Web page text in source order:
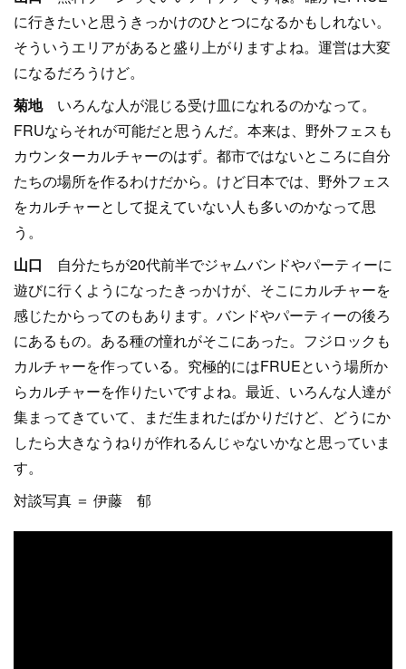
に行きたいと思うきっかけのひとつになるかもしれない。
そういうエリアがあると盛り上がりますよね。運営は大変
になるだろうけど。
菊地いろんな人が混じる受け皿になれるのかなって。
FRUならそれが可能だと思うんだ。本来は、野外フェスも
カウンターカルチャーのはず。都市ではないところに自分
たちの場所を作るわけだから。けど日本では、野外フェス
をカルチャーとして捉えていない人も多いのかなって思
う。
山口 自分たちが20代前半でジャムバンドやパーティーに
遊びに行くようになったきっかけが、そこにカルチャーを
感じたからってのもあります。バンドやパーティーの後ろ
にあるもの。ある種の憧れがそこにあった。フジロックも
カルチャーを作っている。究極的にはFRUEという場所か
らカルチャーを作りたいですよね。最近、いろんな人達が
集まってきていて、まだ生まれたばかりだけど、どうにか
したら大きなうねりが作れるんじゃないかなと思っていま
す。
対談写真 ＝ 伊藤 郁